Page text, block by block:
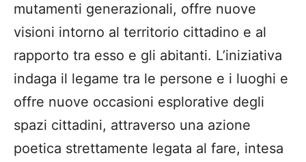
mutamenti generazionali, offre nuove
visioni intorno al territorio cittadino e al
rapporto tra esso e gli abitanti. L’iniziativa
indaga il legame tra le persone e i luoghi e
offre nuove occasioni esplorative degli
spazi cittadini, attraverso una azione
poetica strettamente legata al fare, intesa